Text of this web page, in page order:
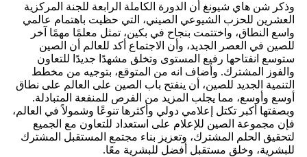
وذكر شن هاي شيونغ أن الدورة الكاملة الرابعة للجنة المركزية
العشرين للحزب الشيوعي الصيني، التي حظيت باهتمام عالمي
واسع النطاق، واختتمت بنجاح في بكين، تمثل معلمًا مهمًا آخر
للصين في العصر الجديد، وأن الاجتماع أكد للعالم أن الصين
ستوسع انفتاحها رفيع المستوى وتخلق مشهدًا جديدًا للتعاون
والفوز المشترك. وأضاف انه من المتوقع، بتوجيه من مخطط
التنمية الجديد للصين، أن ينفتح باب الصين على العالم على نطاق
أوسع وأوسع، مما يجلب المزيد من الفرص للمنفعة المتبادلة.
وبصفتها أكبر تكتل إعلامي دولي وأكثرها تنوعًا وشمولاً في العالم،
فإن مجموعة الصين للإعلام على استعداد للتعاون مع الجميع
لتحقيق الحلم المشترك، وتعزيز بناء مجتمع المستقبل المشترك
للبشرية، وخلق مستقبل أفضل للبشرية معًا.